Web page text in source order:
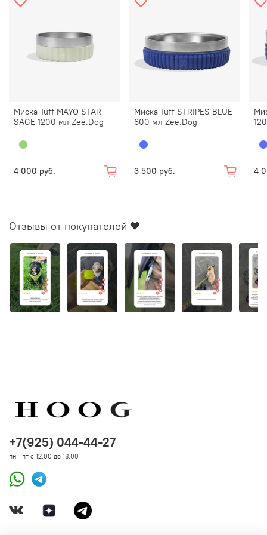
Миска Tuff MAYO STAR
SAGE 1200 мл Zee.Dog
4 000 руб.
Миска Tuff STRIPES BLUE
600 мл Zee.Dog
3 500 руб. 4
Отзывы от покупателей ❤️
+7(925) 044-44-27
пн - пт с 12.00 до 18.00